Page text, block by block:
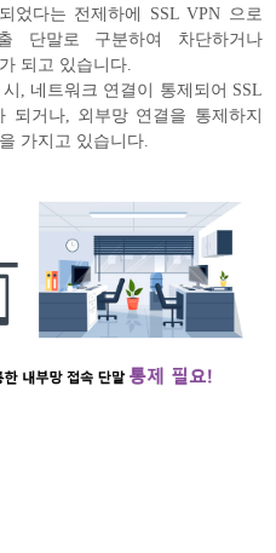
었다는 전제하에 SSL VPN 으로
단말로 구분하여 차단하거나
되고 있습니다.
, 네트워크 연결이 통제되어 SSL
거나, 외부망 연결을 통제하지
가지고 있습니다.